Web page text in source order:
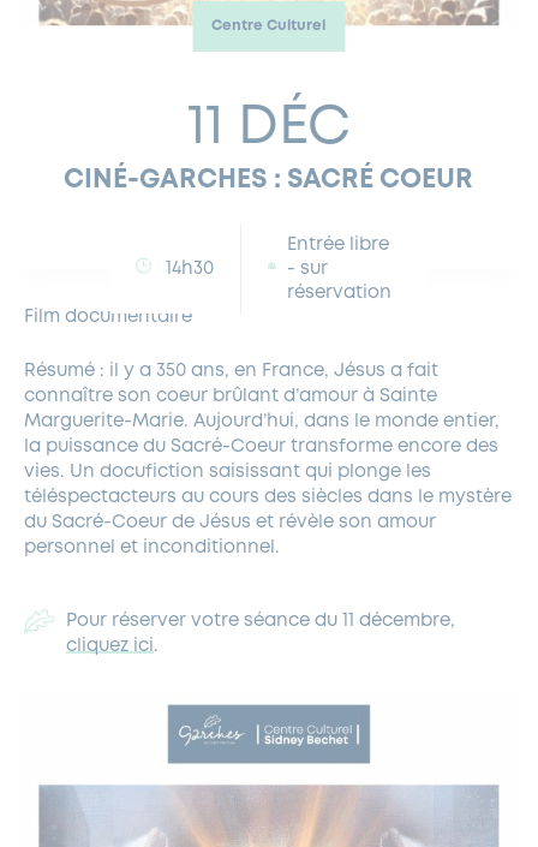
GÉRER MES DÉCHETS
EAU POTABLE ET ASSAINISSEMENT
DÉCLARATION DE CATASTROPHE NATURELLE
LOCATION DE SALLES
INFORMATIONS PRATIQUES
MIEUX CONSOMMER
SUBVENTIONS
COMMUNICATIONS ADMINISTRATIVES
PANNEAUX D’AFFICHAGE LIBRE
PARTENAIRES INSTITUTIONNELS
GRÖBENZELL
LE BEGM THÉTIS
ANCIENS COMBATTANTS ET MÉMOIRE
DÉVELOPPEMENT DURABLE
UNE NAISSANCE, UN ARBRE
PARCS ET SQUARES DE LA VILLE
DEMANDE D’ABATTAGE
GESTION DU PATRIMOINE ARBORÉ
Centre Culturel
11 DÉC
CINÉ-GARCHES : SACRÉ COEUR
14h30
Entrée libre
- sur
réservation
Film documentaire
Résumé : il y a 350 ans, en France, Jésus a fait
connaître son coeur brûlant d’amour à Sainte
Marguerite-Marie. Aujourd’hui, dans le monde entier,
la puissance du Sacré-Coeur transforme encore des
vies. Un docufiction saisissant qui plonge les
téléspectacteurs au cours des siècles dans le mystère
du Sacré-Coeur de Jésus et révèle son amour
personnel et inconditionnel.
Pour réserver votre séance du 11 décembre,
cliquez ici.